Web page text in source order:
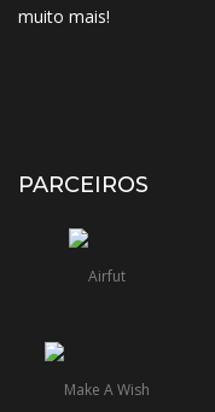
muito mais!
PARCEIROS